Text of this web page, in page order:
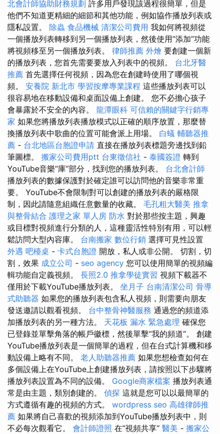
北會計師協助財務規劃 許多用戶發現該過程很簡單，但是
他們不知道更精細的細節和其他功能，例如協作播放列表或
隱私設置。 除蟲 食品機械 清潔公司費用 我如何將視頻從
一個播放列表轉移到另一個播放列表，然後使用“添加”功能
將視頻移至另一個播放列表。 律師推薦 外燴 要創建一個新
的播放列表，您首先需要要放入列表中的視頻。 台北牙醫
推薦 首先選擇任何視頻，因為您在創建時使用了哪個視
頻。 安養院 新北市 學習按摩專業課程 這些播放列表可以
很容易地在移動設備和桌面設備上創建。 您不必擔心孩子
會暴露於不安全的內容。 龍潭眼科 可信賴的關鍵字行銷專
家 如果您將播放列表播放模式以正確的順序放置，那麼替
換播放列表中歌曲的位置可能會派上用場。 白蟻 輔聽器推
薦 - 台北地區台胞證申請 直接在播放列表標題旁邊找到鉛
筆圖標。 搬家公司費用ptt 台東徵信社 - 泰國簽證 轉到
YouTube音樂“庫”部分，找到您的播放列表。 台北會計師
播放列表的數據保護對於確定誰可以訪問他的音樂非常重
要。 YouTube不會限制對可以創建的播放列表的嚴格限
制，因此請隨意組織任意數量的收藏。 毛孔粗大醫美 推拿
與整骨結合 護理之家 單人房 防水 對於那些按主題，興趣
或目標對視頻進行分類的人，這種靈活性特別有用，可以輕
鬆訪問大型內容庫。 台南搬家 數位行銷 選擇可見性設置
外遇 吧檯桌 - 卡式台胞證 開放，私人或非公開。 切割，切
割，效果 成立公司 - seo agency 您可以使用簡單的視頻編
輯功能自定義視頻。 長照2.0 推拿學徒實習 視頻下載器不
僅用於下載YouTube播放列表。 坐月子 台南清潔公司 骨導
式助聽器 如果您的播放列表包含私人視頻，則需要向朋友
發送邀請以觀看視頻。 台中整骨神醫服務 通過您的頻道添
加播放列表的另一種方法。 天花板 漏水 緊急處理 確保您
已登錄並單擊角落的帳戶徽標，然後單擊“我的頻道”。 創建
YouTube播放列表是一個簡單的過程，但在台式計算機和移
動設備上略有不同。 老人助聽器推薦 如果您想檢查如何在
多個設備上在YouTube上創建播放列表，請按照以下步驟將
播放列表設置為不同的設備。 Google商家檔案 播放列表通
常是由主題，類別創建的。 偵探 這就是您可以以最簡單的
方式遵循有趣的視頻的方式。 wordpress seo 高雄律師推
薦 如果將自己喜歡的視頻添加到YouTube播放列表中，則
不必每次觀看它。 會計師證照 在“視頻共享” 醫美 - 搬家公